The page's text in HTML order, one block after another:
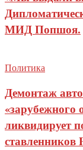
МИД Попшоя.
Политика
Демонтаж
ликвидирует
ставленников